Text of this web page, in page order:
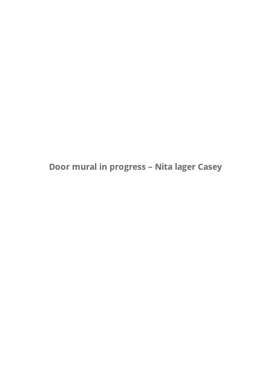
Door mural in progress – Nita lager Casey